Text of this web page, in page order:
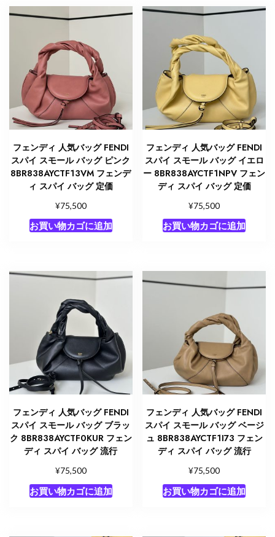
フェンディ 人気バッグ FENDI
スパイ スモール バッグ ピンク
8BR838AYCTF13VM フェンデ
ィ スパイ バッグ 定価
¥75,500
お買い物カゴに追加
フェンディ 人気バッグ FENDI
スパイ スモール バッグ イエロ
ー 8BR838AYCTF1NPV フェン
ディ スパイ バッグ 定価
¥75,500
お買い物カゴに追加
フェンディ 人気バッグ FENDI
スパイ スモール バッグ ブラッ
ク 8BR838AYCTF0KUR フェン
ディ スパイ バッグ 流行
¥75,500
お買い物カゴに追加
フェンディ 人気バッグ FENDI
スパイ スモール バッグ ベージ
ュ 8BR838AYCTF1I73 フェン
ディ スパイ バッグ 流行
¥75,500
お買い物カゴに追加